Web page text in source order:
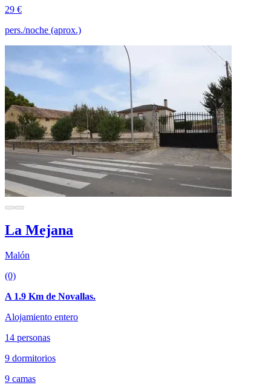
29 €
pers./noche (aprox.)
La Mejana
Malón
(0)
A 1.9 Km de Novallas.
Alojamiento entero
14 personas
9 dormitorios
9 camas